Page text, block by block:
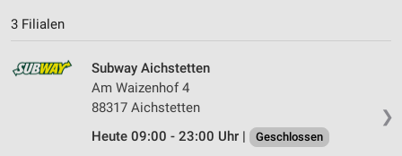
3 Filialen
❯
Subway Aichstetten
Am Waizenhof 4
88317 Aichstetten
Heute 09:00 - 23:00 Uhr |
Geschlossen